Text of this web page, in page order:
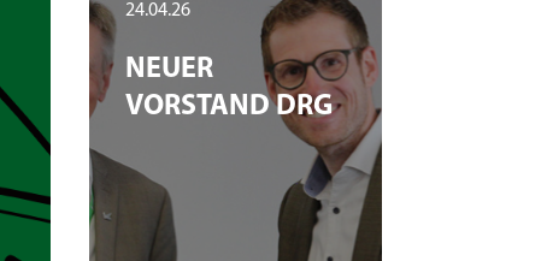
24.04.26
NEUER
VORSTAND DRG